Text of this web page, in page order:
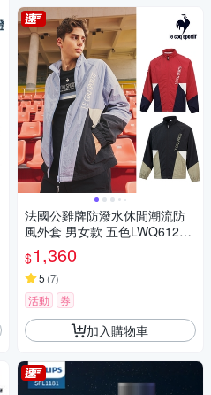
法國公雞牌防潑水休閒潮流防
風外套 男女款 五色LWQ61264
&62264
$1,360
5 (7)
活動 券
加入購物車